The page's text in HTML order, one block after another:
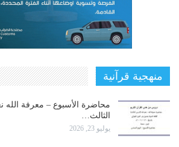
منهجية قرآنية
محاضرة الأسبوع – معرفة الله
الثالث…
يوليو 23, 2026